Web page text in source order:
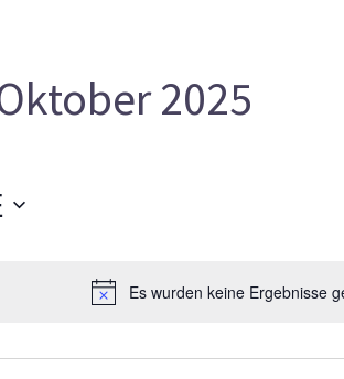
Es wurden keine Ergebnisse
2025